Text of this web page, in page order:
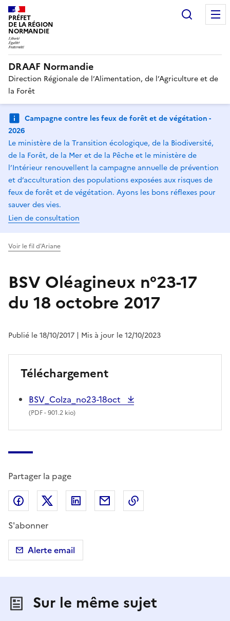
PRÉFET
DE LA RÉGION
NORMANDIE
DRAAF Normandie
Direction Régionale de l’Alimentation, de l’Agriculture et de
la Forêt
Campagne contre les feux de forêt et de végétation -
2026
Le ministère de la Transition écologique, de la Biodiversité,
de la Forêt, de la Mer et de la Pêche et le ministère de
l’Intérieur renouvellent la campagne annuelle de prévention
et d’acculturation des populations exposées aux risques de
feux de forêt et de végétation. Ayons les bons réflexes pour
sauver des vies.
Lien de consultation
Voir le fil d'Ariane
BSV Oléagineux n°23-17
du 18 octobre 2017
Publié le 18/10/2017 | Mis à jour le 12/10/2023
Téléchargement
BSV_Colza_no23-18oct
(PDF- 901.2 kio)
Partager la page
Partager sur Facebook
Partager sur X (anciennement Twitter)
Partager sur LinkedIn
Partager par email
S'abonner
Alerte email
Sur le même sujet